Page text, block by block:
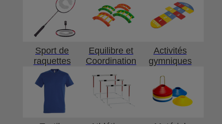
Sport de
raquettes
Equilibre et
Coordination
Activités
gymniques